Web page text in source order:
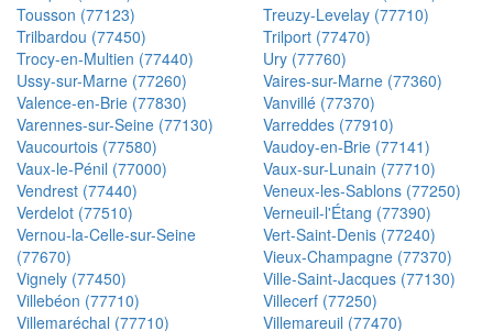
Tousson (77123)
Treuzy-Levelay (77710)
Trilbardou (77450)
Trilport (77470)
Trocy-en-Multien (77440)
Ury (77760)
Ussy-sur-Marne (77260)
Vaires-sur-Marne (77360)
Valence-en-Brie (77830)
Vanvillé (77370)
Varennes-sur-Seine (77130)
Varreddes (77910)
Vaucourtois (77580)
Vaudoy-en-Brie (77141)
Vaux-le-Pénil (77000)
Vaux-sur-Lunain (77710)
Vendrest (77440)
Veneux-les-Sablons (77250)
Verdelot (77510)
Verneuil-l'Étang (77390)
Vernou-la-Celle-sur-Seine
(77670)
Vert-Saint-Denis (77240)
Vieux-Champagne (77370)
Vignely (77450)
Ville-Saint-Jacques (77130)
Villebéon (77710)
Villecerf (77250)
Villemaréchal (77710)
Villemareuil (77470)